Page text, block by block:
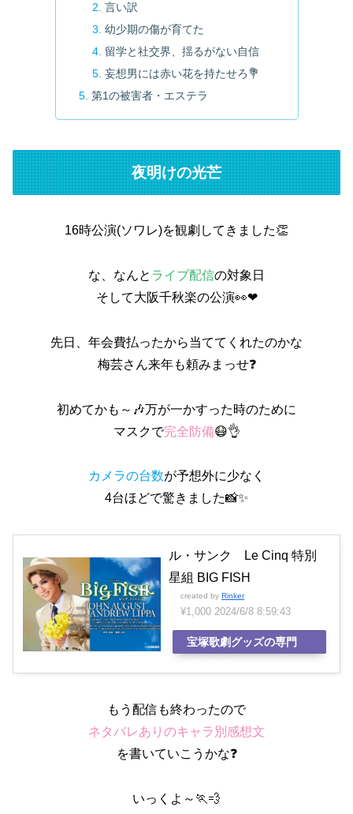
言い訳
幼少期の傷が育てた
留学と社交界、揺るがない自信
妄想男には赤い花を持たせろ💐
第1の被害者・エステラ
夜明けの光芒
16時公演(ソワレ)を観劇してきました👏
な、なんと ライブ配信の対象日
そして大阪千秋楽の公演👀❤
先日、年会費払ったから当ててくれたのかな
梅芸さん来年も頼みまっせ❓
初めてかも～🎶万が一かすった時のために
マスクで完全防備😷👌
カメラの台数が予想外に少なく
4台ほどで驚きました📸✨
ル・サンク Le Cinq 特別
星組 BIG FISH
created by Rinker
¥1,000 2024/6/8 8:59:43
宝塚歌劇グッズの専門
もう配信も終わったので
ネタバレありのキャラ別感想文
を書いていこうかな❓
いっくよ～🏃💨